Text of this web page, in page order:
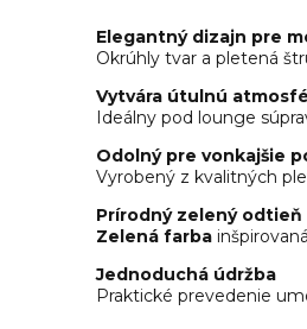
Elegantný dizajn pre
Okrúhly tvar a pletená
Vytvára útulnú
Ideálny pod lounge
Odolný pre vonkajšie
Vyrobený z kvalitných
Prírodný zelený odtieň
Zelená farba
Jednoduchá údržba
Praktické prevedenie